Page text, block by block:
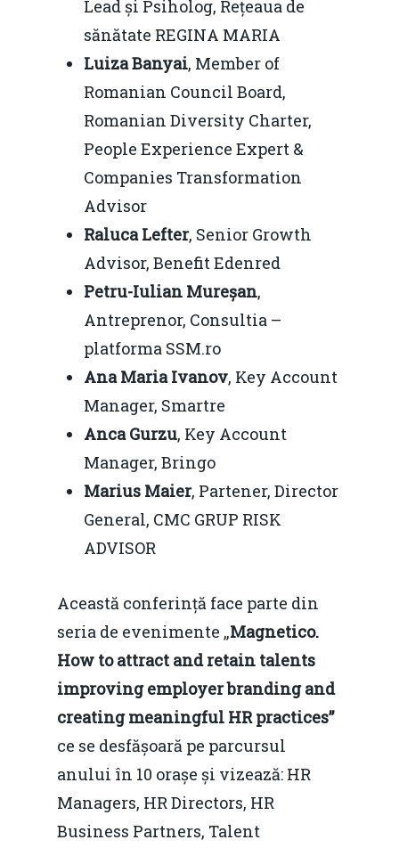
Lead și Psiholog, Rețeaua de
sănătate REGINA MARIA
Luiza Banyai, Member of
Romanian Council Board,
Romanian Diversity Charter,
People Experience Expert &
Companies Transformation
Advisor
Raluca Lefter, Senior Growth
Advisor, Benefit Edenred
Petru-Iulian Mureșan,
Antreprenor, Consultia –
platforma SSM.ro
Ana Maria Ivanov, Key Account
Manager, Smartre
Anca Gurzu, Key Account
Manager, Bringo
Marius Maier, Partener, Director
General, CMC GRUP RISK
ADVISOR
Această conferință face parte din
seria de evenimente „Magnetico.
How to attract and retain talents
improving employer branding and
creating meaningful HR practices”
ce se desfășoară pe parcursul
anului în 10 orașe și vizează: HR
Managers, HR Directors, HR
Business Partners, Talent